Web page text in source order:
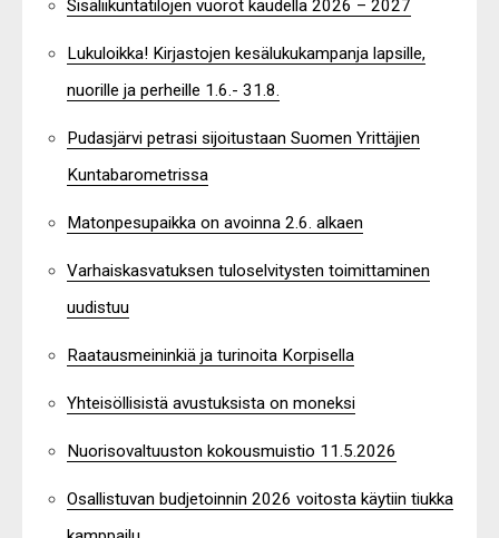
Sisäliikuntatilojen vuorot kaudella 2026 – 2027
Lukuloikka! Kirjastojen kesälukukampanja lapsille,
nuorille ja perheille 1.6.- 31.8.
Pudasjärvi petrasi sijoitustaan Suomen Yrittäjien
Kuntabarometrissa
Matonpesupaikka on avoinna 2.6. alkaen
Varhaiskasvatuksen tuloselvitysten toimittaminen
uudistuu
Raatausmeininkiä ja turinoita Korpisella
Yhteisöllisistä avustuksista on moneksi
Nuorisovaltuuston kokousmuistio 11.5.2026
Osallistuvan budjetoinnin 2026 voitosta käytiin tiukka